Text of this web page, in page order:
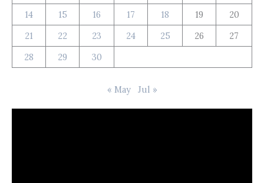
14
15 16 17 18 19
20
21
22 23 24 25 26
27
28
29 30
« May Jul »